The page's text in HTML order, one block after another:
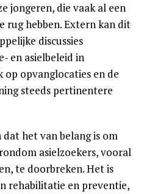
jongeren, die vaak al een
rug hebben. Extern kan dit
discussies
en asielbeleid in
opvanglocaties en de
steeds pertinentere
het van belang is om
asielzoekers, vooral
te doorbreken. Het is
rehabilitatie en preventie,